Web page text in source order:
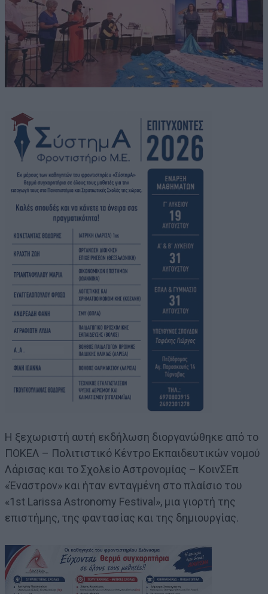
Η ξεχωριστή αυτή εκδήλωση διοργανώθηκε από το
ΠΟΚΕΛ – Πολιτιστικό Κέντρο Εκπαιδευτικών νομού
Λάρισας και το Σχολείο Αστρονομίας – ΚοινΣΕπ
«Έναστρον» και ήταν ενταγμένη στο πλαίσιο του
«1st Larissa Astronomy Festival», μια γιορτή της
επιστήμης, της φαντασίας και της δημιουργίας.